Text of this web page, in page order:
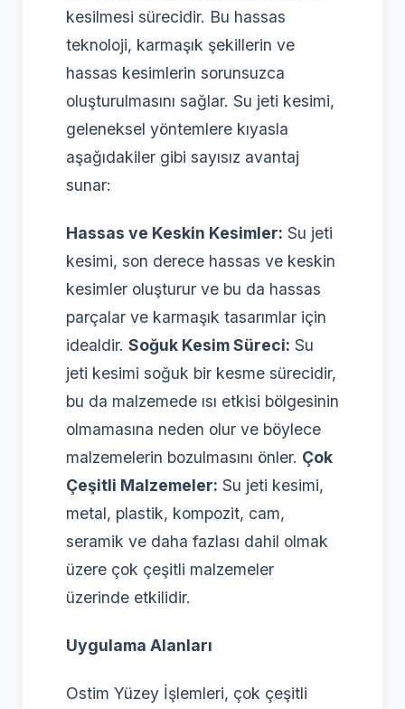
kesilmesi sürecidir. Bu hassas
teknoloji, karmaşık şekillerin ve
hassas kesimlerin sorunsuzca
oluşturulmasını sağlar. Su jeti kesimi,
geleneksel yöntemlere kıyasla
aşağıdakiler gibi sayısız avantaj
sunar:
Hassas ve Keskin Kesimler: Su jeti
kesimi, son derece hassas ve keskin
kesimler oluşturur ve bu da hassas
parçalar ve karmaşık tasarımlar için
idealdir. Soğuk Kesim Süreci: Su
jeti kesimi soğuk bir kesme sürecidir,
bu da malzemede ısı etkisi bölgesinin
olmamasına neden olur ve böylece
malzemelerin bozulmasını önler. Çok
Çeşitli Malzemeler: Su jeti kesimi,
metal, plastik, kompozit, cam,
seramik ve daha fazlası dahil olmak
üzere çok çeşitli malzemeler
üzerinde etkilidir.
Uygulama Alanları
Ostim Yüzey İşlemleri, çok çeşitli